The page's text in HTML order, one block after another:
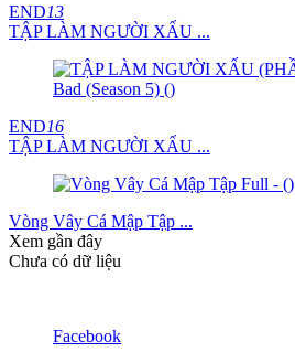
END13
TẬP LÀM NGƯỜI XẤU ...
END16
TẬP LÀM NGƯỜI XẤU ...
Vòng Vây Cá Mập Tập ...
Xem gần đây
Chưa có dữ liệu
Facebook